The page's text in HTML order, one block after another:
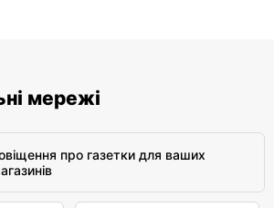
мережі
про газетки для ваших